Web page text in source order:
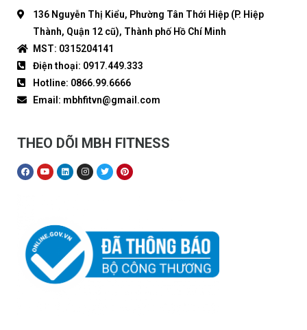
136 Nguyễn Thị Kiểu, Phường Tân Thới Hiệp (P. Hiệp
Thành, Quận 12 cũ), Thành phố Hồ Chí Minh
MST: 0315204141
Điện thoại: 0917.449.333
Hotline: 0866.99.6666
Email: mbhfitvn@gmail.com
THEO DÕI MBH FITNESS